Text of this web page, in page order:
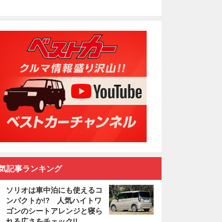
記事ランキング
ソリオは車中泊にも使えるコ
ンパクトか!? 人気ハイトワ
ゴンのシートアレンジと寝ら